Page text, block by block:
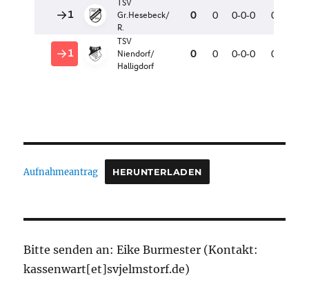
Aufnahmeantrag HERUNTERLADEN
Bitte senden an: Eike Burmester (Kontakt:
kassenwart[et]svjelmstorf.de)